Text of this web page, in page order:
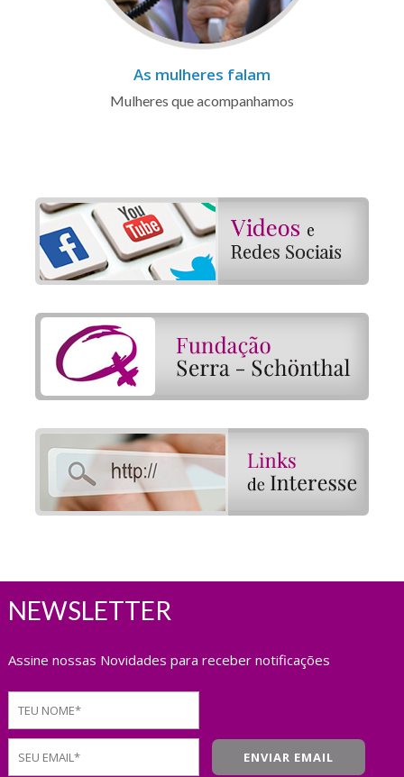
As mulheres falam
Mulheres que acompanhamos
NEWSLETTER
Assine nossas Novidades para receber notificações